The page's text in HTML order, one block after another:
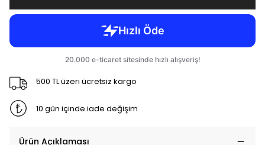
500 TL üzeri ücretsiz kargo
10 gün içinde iade değişim
Ürün Açıklaması